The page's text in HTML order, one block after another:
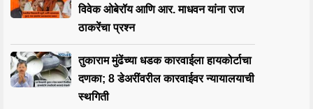
विवेक ओबेरॉय आणि आर. माधवन यांना राज
ठाकरेंचा प्रश्न
तुकाराम मुंढेंच्या धडक कारवाईला हायकोर्टाचा
दणका; 8 डेअरींवरील कारवाईवर न्यायालयाची
स्थगिती